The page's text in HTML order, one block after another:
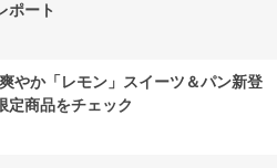
ポート
やか「レモン」スイーツ＆パン新登
定商品をチェック